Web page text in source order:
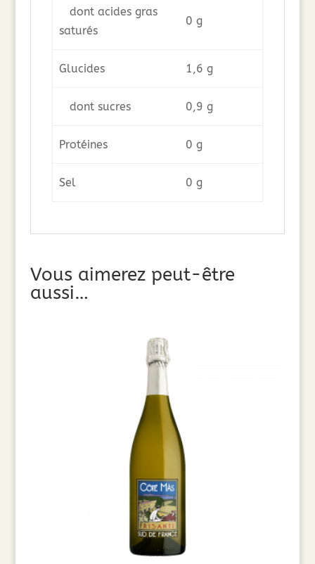
dont acides gras
saturés
0 g
Glucides 1,6 g
dont sucres 0,9 g
Protéines 0 g
Sel 0 g
Vous aimerez peut-être
aussi…